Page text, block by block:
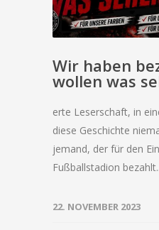
Wir haben
wollen was
erte Leserschaft, in
diese Geschichte
jemand, der für den
Fußballstadion
22. NOVEMBER 2023